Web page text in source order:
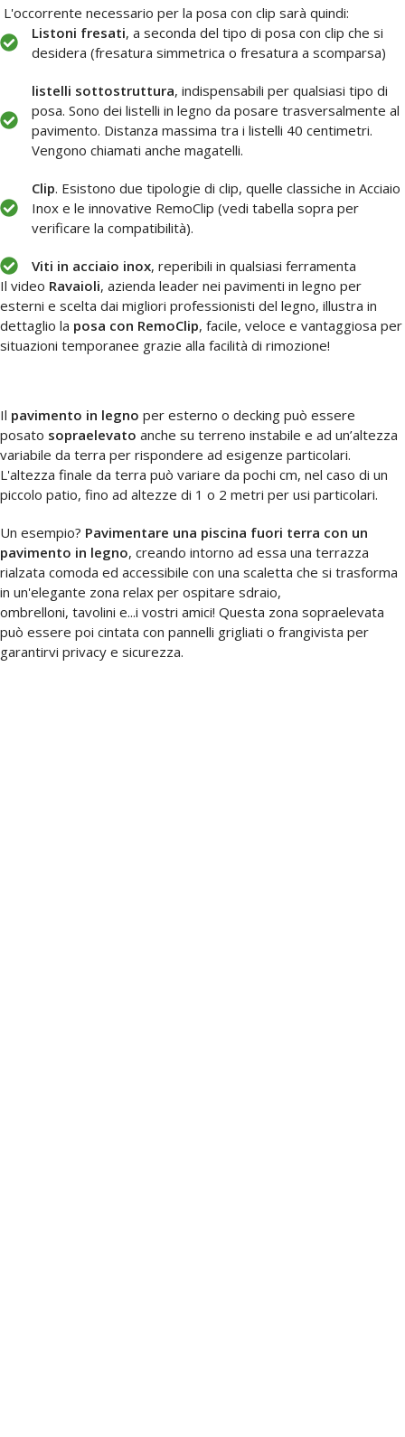
L'occorrente necessario per la posa con clip sarà quindi:
Listoni fresati, a seconda del tipo di posa con clip che si
desidera (fresatura simmetrica o fresatura a scomparsa)
listelli sottostruttura, indispensabili per qualsiasi tipo di
posa. Sono dei listelli in legno da posare trasversalmente al
pavimento. Distanza massima tra i listelli 40 centimetri.
Vengono chiamati anche magatelli.
Clip. Esistono due tipologie di clip, quelle classiche in Acciaio
Inox e le innovative RemoClip (vedi tabella sopra per
verificare la compatibilità).
Viti in acciaio inox, reperibili in qualsiasi ferramenta
Il video Ravaioli, azienda leader nei pavimenti in legno per
esterni e scelta dai migliori professionisti del legno, illustra in
dettaglio la posa con RemoClip, facile, veloce e vantaggiosa per
situazioni temporanee grazie alla facilità di rimozione!
Il pavimento in legno per esterno o decking può essere
posato sopraelevato anche su terreno instabile e ad un’altezza
variabile da terra per rispondere ad esigenze particolari.
L'altezza finale da terra può variare da pochi cm, nel caso di un
piccolo patio, fino ad altezze di 1 o 2 metri per usi particolari.
Un esempio? Pavimentare una piscina fuori terra con un
pavimento in legno, creando intorno ad essa una terrazza
rialzata comoda ed accessibile con una scaletta che si trasforma
in un'elegante zona relax per ospitare sdraio,
ombrelloni, tavolini e...i vostri amici! Questa zona sopraelevata
può essere poi cintata con pannelli grigliati o frangivista per
garantirvi privacy e sicurezza.